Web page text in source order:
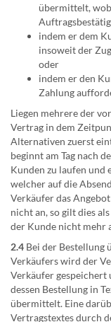
übermittelt,
indem er dem
insoweit der
oder
indem er den
Zahlung
Liegen mehrere der
Vertrag in dem
Alternativen zuerst
beginnt am Tag nach
Kunden zu laufen und
welcher auf die
Verkäufer das
nicht an, so gilt dies
der Kunde nicht mehr
2.4 Bei der Bestellung
Verkäufers wird der
Verkäufer gespeichert
dessen Bestellung in
übermittelt. Eine
Vertragstextes durch